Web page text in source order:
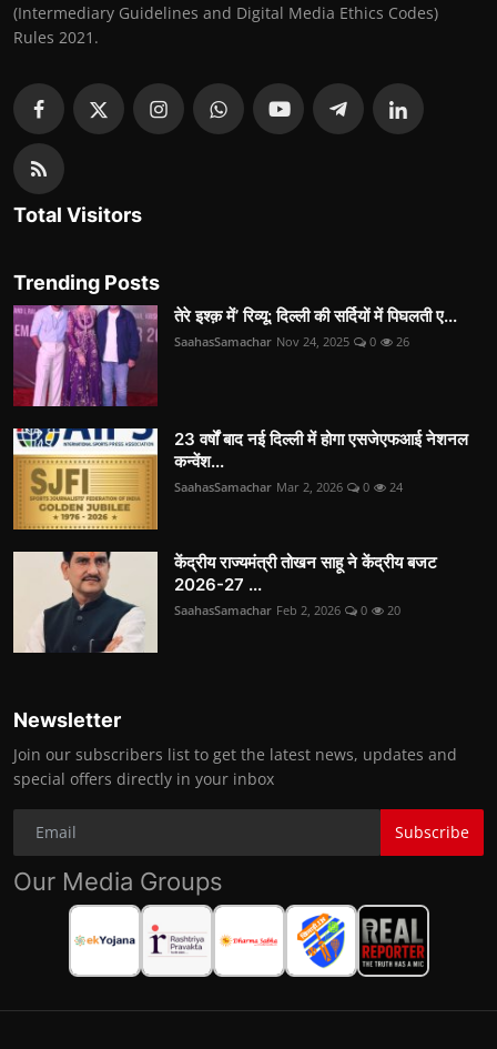
(Intermediary Guidelines and Digital Media Ethics Codes)
Rules 2021.
Total Visitors
Trending Posts
तेरे इश्क़ में’ रिव्यू: दिल्ली की सर्दियों में पिघलती ए...
SaahasSamachar Nov 24, 2025 0 26
23 वर्षों बाद नई दिल्ली में होगा एसजेएफआई नेशनल
कन्वेंश...
SaahasSamachar Mar 2, 2026 0 24
केंद्रीय राज्यमंत्री तोखन साहू ने केंद्रीय बजट
2026-27 ...
SaahasSamachar Feb 2, 2026 0 20
Newsletter
Join our subscribers list to get the latest news, updates and
special offers directly in your inbox
Subscribe
Our Media Groups